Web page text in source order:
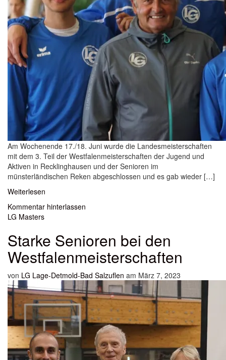
Am Wochenende 17./18. Juni wurde die Landesmeisterschaften
mit dem 3. Teil der Westfalenmeisterschaften der Jugend und
Aktiven in Recklinghausen und der Senioren im
münsterländischen Reken abgeschlossen und es gab wieder […]
Weiterlesen
Kommentar hinterlassen
LG Masters
Starke Senioren bei den
Westfalenmeisterschaften
von LG Lage-Detmold-Bad Salzuflen am März 7, 2023